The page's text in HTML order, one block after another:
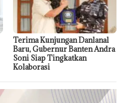
Terima Kunjungan Danlanal
Baru, Gubernur Banten Andra
Soni Siap Tingkatkan
Kolaborasi